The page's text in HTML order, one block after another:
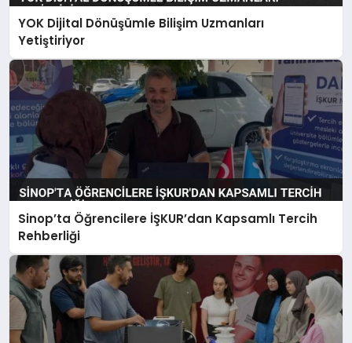
YOK Dijital Dönüşümle Bilişim Uzmanları
Yetiştiriyor
Sinop’ta Öğrencilere İŞKUR’dan Kapsamlı Tercih
Rehberliği